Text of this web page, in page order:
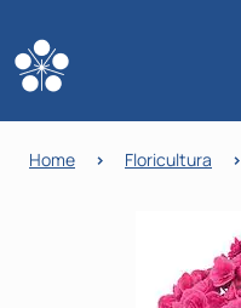
Home > Floricultura >